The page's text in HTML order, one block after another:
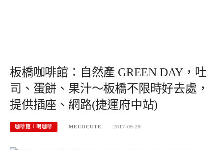
板橋咖啡館：自然產 GREEN DAY，吐
司、蛋餅、果汁～板橋不限時好去處，
提供插座、網路(捷運府中站)
咖啡館︱喝咖啡 MECOCUTE 2017-09-29